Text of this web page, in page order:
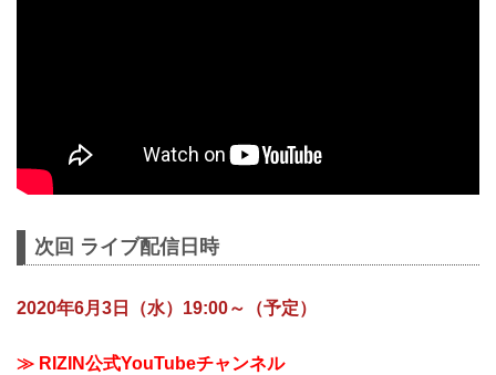
次回 ライブ配信日時
2020年6月3日（水）19:00～（予定）
≫ RIZIN公式YouTubeチャンネル